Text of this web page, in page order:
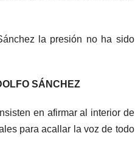
la presión no ha sido
SÁNCHEZ
en afirmar al interior de
para acallar la voz de todo